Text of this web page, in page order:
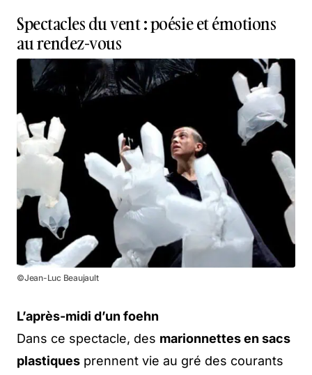
Spectacles du vent : poésie et émotions
au rendez-vous
©Jean-Luc Beaujault
L’après-midi d’un foehn
Dans ce spectacle, des marionnettes en sacs
plastiques prennent vie au gré des courants